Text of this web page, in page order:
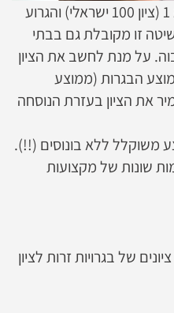
בגרמניה הציון הטוב ביותר הוא 1 (ציון 100 ישראלי) והגרוע
40 ישראלי). שיטה זו מקובלת גם בבתי
על מנת לחשב את הציון
הבגרות (ממוצע
את הציון בעזרת הנוסחה
משוקלל ללא בונוסים (!!).
שונות של מקצועות
של בגרויות זרות לציון